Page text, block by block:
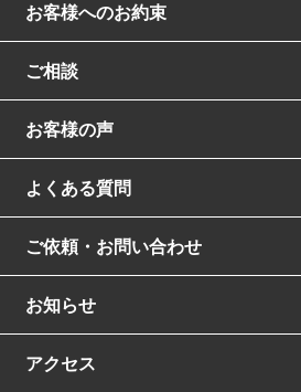
お客様へのお約束
ご相談
お客様の声
よくある質問
ご依頼・お問い合わせ
お知らせ
アクセス